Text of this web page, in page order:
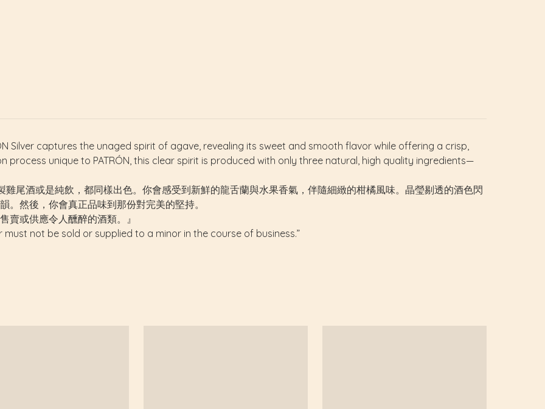
Silver captures the unaged spirit of agave, revealing its sweet and smooth flavor while offering a crisp,
unique to PATRÓN, this clear spirit is produced with only three natural, high quality ingredients—
尾酒或是純飲，都同樣出色。你會感受到新鮮的龍舌蘭與水果香氣，伴隨細緻的柑橘風味。晶瑩剔透的酒色閃
然後，你會真正品味到那份對完美的堅持。
賣或供應令人醺醉的酒類。』
not be sold or supplied to a minor in the course of business.”